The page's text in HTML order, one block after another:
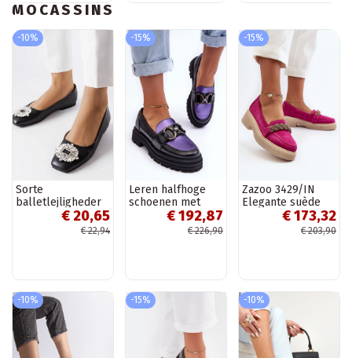
MOCASSINS
-10%
Sorte
balletlejligheder
med Miren broche
€ 20,65
€ 22,94
-15%
Leren halfhoge
schoenen met
zware zool Elkiza
zwarte en paarse
€ 192,87
€ 226,90
-15%
Zazoo 3429/IN
Elegante suède
mocassins met
ornamenten roze
€ 173,32
€ 203,90
-10% -15% -10%